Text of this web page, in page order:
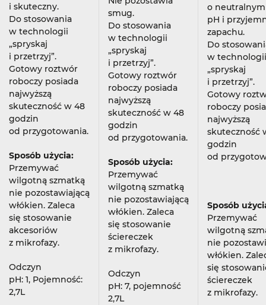
i skuteczny.
Do stosowania
w technologii
„spryskaj
i przetrzyj”.
Gotowy roztwór
roboczy posiada
najwyższą
skuteczność w 48
godzin
od przygotowania.
Sposób użycia:
Przemywać
wilgotną szmatką
nie pozostawiającą
włókien. Zaleca
się stosowanie
akcesoriów
z mikrofazy.
Odczyn
pH: 1, Pojemność:
2,7L
smug.
Do stosowania
w technologii
„spryskaj
i przetrzyj”.
Gotowy roztwór
roboczy posiada
najwyższą
skuteczność w 48
godzin
od przygotowania.
Sposób użycia:
Przemywać
wilgotną szmatką
nie pozostawiającą
włókien. Zaleca
się stosowanie
ściereczek
z mikrofazy.
Odczyn
pH: 7, pojemność
2,7L
o neutralnym
pH i
zapachu.
Do
w technologii
„spryskaj
i przetrzyj”.
Gotowy
roboczy
najwyższą
skuteczność
godzin
od
Sposób
Przemywać
wilgotną
nie
włókien.
się
ściereczek
z mikrofazy.